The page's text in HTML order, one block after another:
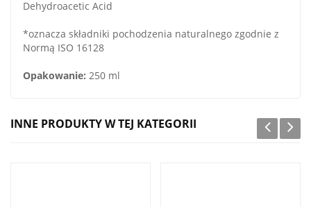
Dehydroacetic Acid
*oznacza składniki pochodzenia naturalnego zgodnie z
Normą ISO 16128
Opakowanie: 250 ml
INNE PRODUKTY W TEJ KATEGORII